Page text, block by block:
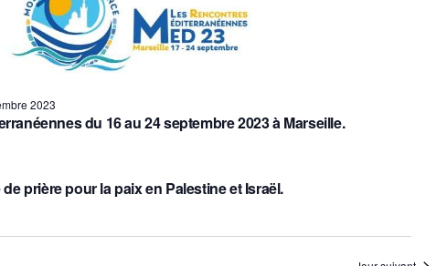
du 16 au 24 septembre 2023 à Marseille.
2023
prière pour la paix en Palestine et Israël.